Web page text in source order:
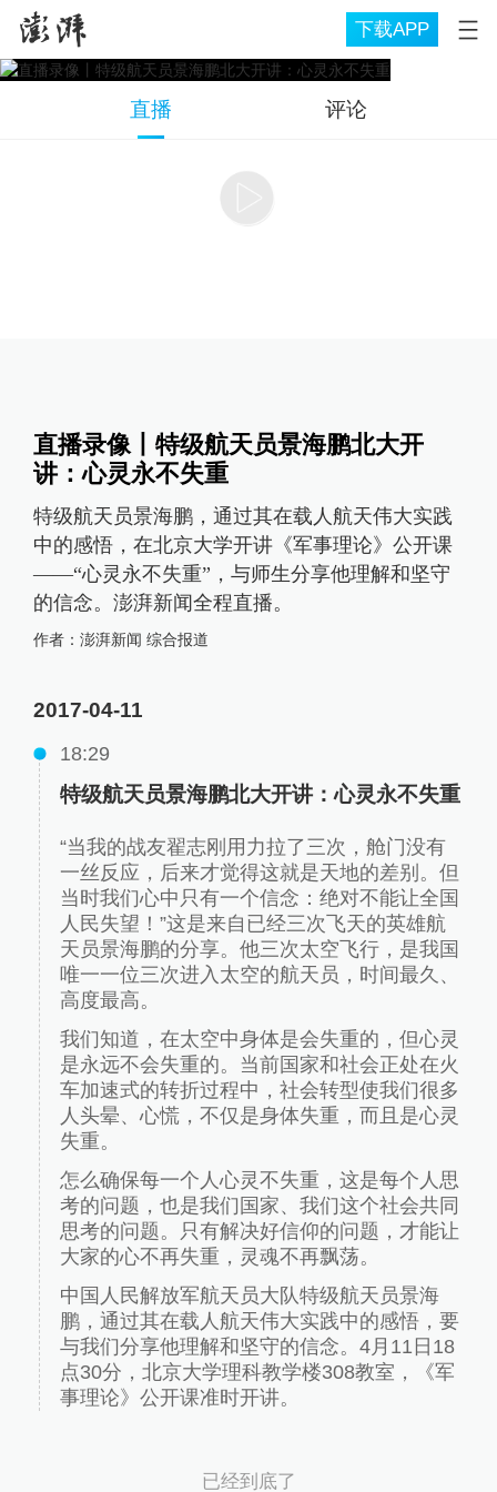
下载APP
直播 评论
直播录像丨特级航天员景海鹏北大开
讲：心灵永不失重
特级航天员景海鹏，通过其在载人航天伟大实践
中的感悟，在北京大学开讲《军事理论》公开课
——“心灵永不失重”，与师生分享他理解和坚守
的信念。澎湃新闻全程直播。
作者： 澎湃新闻 综合报道
2017-04-11
18:29
特级航天员景海鹏北大开讲：心灵永不失重
“当我的战友翟志刚用力拉了三次，舱门没有
一丝反应，后来才觉得这就是天地的差别。但
当时我们心中只有一个信念：绝对不能让全国
人民失望！”这是来自已经三次飞天的英雄航
天员景海鹏的分享。他三次太空飞行，是我国
唯一一位三次进入太空的航天员，时间最久、
高度最高。
我们知道，在太空中身体是会失重的，但心灵
是永远不会失重的。当前国家和社会正处在火
车加速式的转折过程中，社会转型使我们很多
人头晕、心慌，不仅是身体失重，而且是心灵
失重。
怎么确保每一个人心灵不失重，这是每个人思
考的问题，也是我们国家、我们这个社会共同
思考的问题。只有解决好信仰的问题，才能让
大家的心不再失重，灵魂不再飘荡。
中国人民解放军航天员大队特级航天员景海
鹏，通过其在载人航天伟大实践中的感悟，要
与我们分享他理解和坚守的信念。4月11日18
点30分，北京大学理科教学楼308教室，《军
事理论》公开课准时开讲。
已经到底了